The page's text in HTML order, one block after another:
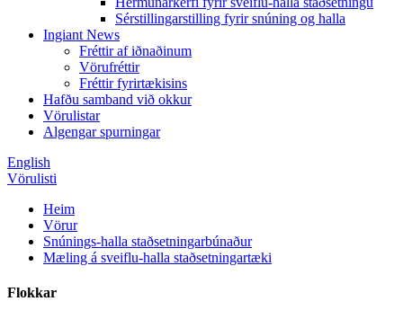
Sérstillingarstilling fyrir snúning og halla
Ingiant News
Fréttir af iðnaðinum
Vörufréttir
Fréttir fyrirtækisins
Hafðu samband við okkur
Vörulistar
Algengar spurningar
English
Vörulisti
Heim
Vörur
Snúnings-halla staðsetningarbúnaður
Mæling á sveiflu-halla staðsetningartæki
Flokkar